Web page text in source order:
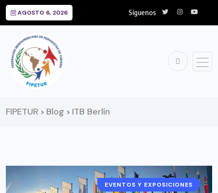
AGOSTO 6, 2026 Síguenos
FIPETUR > Blog > ITB Berlín
EVENTOS Y EXPOSICIONES